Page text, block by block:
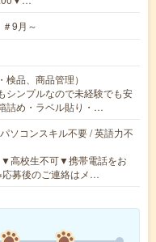
9月～
品、商品管理）
シンプルなので未経験でも安
詰め・ラベル貼り・…
ソコンスキル不要 / 英語力不
高校生不可▼携帯電話をお
応募後のご連絡はメ…